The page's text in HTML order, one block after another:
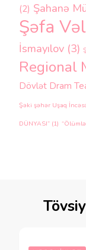
(2) Şahanə
Şəfa
İsmayılov (3)
Regional
Dövlət Dram
Şəki şəhər Uşaq
DÜNYASI” (1)